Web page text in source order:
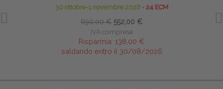
30 ottobre-1 novembre 2026 ∙ 24 ECM
690,00 € 552,00 €
IVA compresa
Risparmia: 138,00 €
saldando entro il 30/08/2026